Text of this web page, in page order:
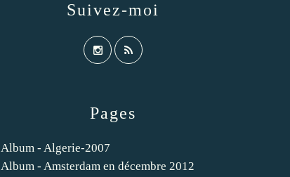
Pages
Album - Algerie-2007
Album - Amsterdam en décembre 2012
Suivez-moi